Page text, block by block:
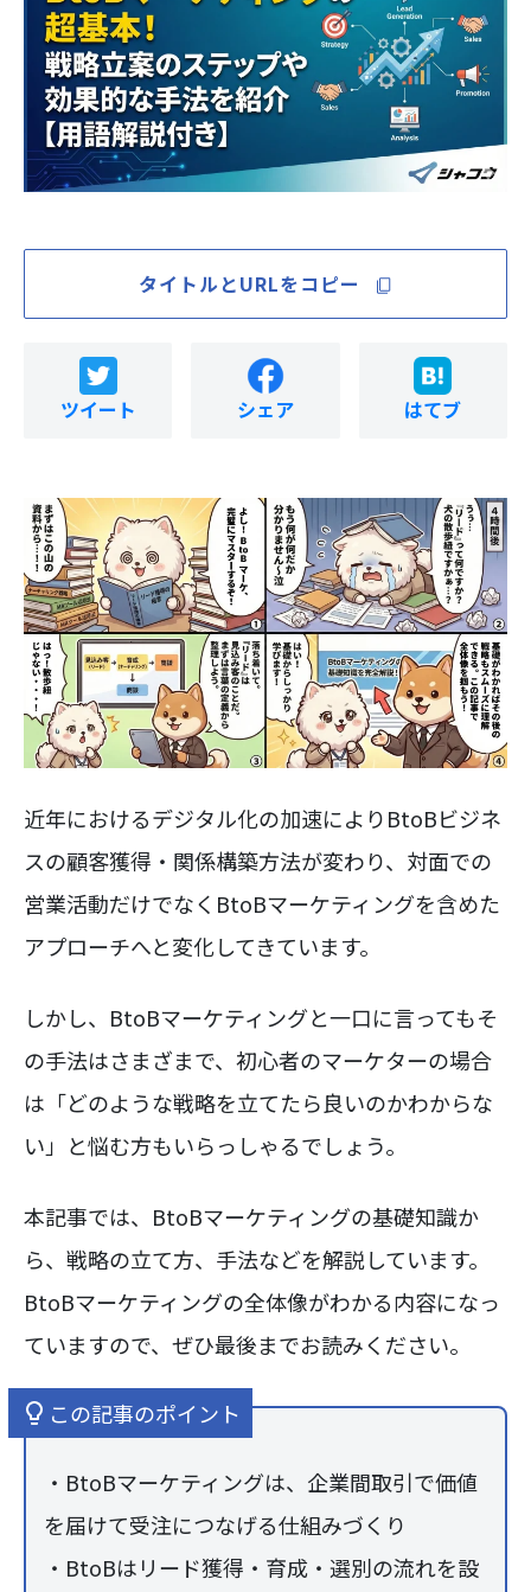
タイトルとURLをコピー
ツイート シェア はてブ
近年におけるデジタル化の加速によりBtoBビジネ
スの顧客獲得・関係構築方法が変わり、対面での
営業活動だけでなくBtoBマーケティングを含めた
アプローチへと変化してきています。
しかし、BtoBマーケティングと一口に言ってもそ
の手法はさまざまで、初心者のマーケターの場合
は「どのような戦略を立てたら良いのかわからな
い」と悩む方もいらっしゃるでしょう。
本記事では、BtoBマーケティングの基礎知識か
ら、戦略の立て方、手法などを解説しています。
BtoBマーケティングの全体像がわかる内容になっ
ていますので、ぜひ最後までお読みください。
この記事のポイント
・BtoBマーケティングは、企業間取引で価値
を届けて受注につなげる仕組みづくり
・BtoBはリード獲得・育成・選別の流れを設